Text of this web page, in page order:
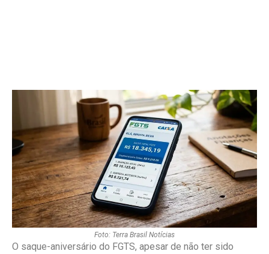
Foto: Terra Brasil Notícias
O saque-aniversário do FGTS, apesar de não ter sido